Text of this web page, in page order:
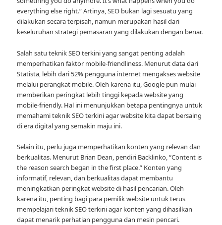
everything else right.” Artinya, SEO bukan lagi sesuatu yang
dilakukan secara terpisah, namun merupakan hasil dari
keseluruhan strategi pemasaran yang dilakukan dengan benar.
Salah satu teknik SEO terkini yang sangat penting adalah
memperhatikan faktor mobile-friendliness. Menurut data dari
Statista, lebih dari 52% pengguna internet mengakses website
melalui perangkat mobile. Oleh karena itu, Google pun mulai
memberikan peringkat lebih tinggi kepada website yang
mobile-friendly. Hal ini menunjukkan betapa pentingnya untuk
memahami teknik SEO terkini agar website kita dapat bersaing
di era digital yang semakin maju ini.
Selain itu, perlu juga memperhatikan konten yang relevan dan
berkualitas. Menurut Brian Dean, pendiri Backlinko, “Content is
the reason search began in the first place.” Konten yang
informatif, relevan, dan berkualitas dapat membantu
meningkatkan peringkat website di hasil pencarian. Oleh
karena itu, penting bagi para pemilik website untuk terus
mempelajari teknik SEO terkini agar konten yang dihasilkan
dapat menarik perhatian pengguna dan mesin pencari.